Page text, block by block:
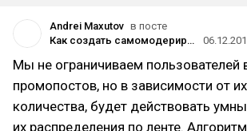
Andrei Maxutov в посте
Как создать самомодерируемое сообщество
Мы не ограничиваем пользователей
промопостов, но в зависимости от их
количества, будет действовать
их распределения по ленте. Алгоритм